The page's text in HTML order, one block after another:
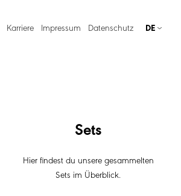
Karriere Impressum Datenschutz DE
Sets
Hier findest du unsere gesammelten
Sets im Überblick.